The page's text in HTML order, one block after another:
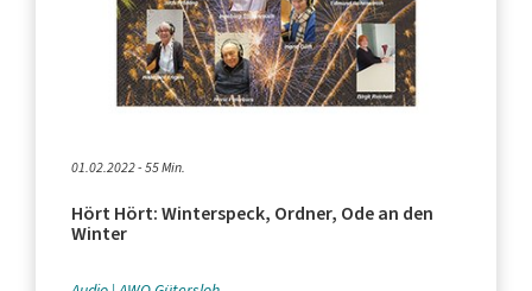
01.02.2022 - 55 Min.
Hört Hört: Winterspeck, Ordner, Ode an den
Winter